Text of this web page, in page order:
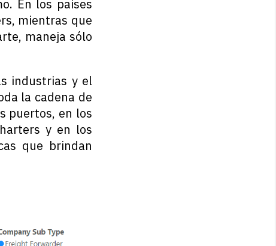
En los países
mientras que
maneja sólo
industrias y el
la cadena de
puertos, en los
y en los
que brindan